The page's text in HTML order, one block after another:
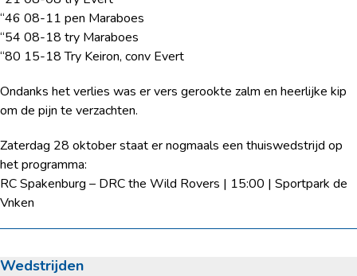
“46 08-11 pen Maraboes
“54 08-18 try Maraboes
“80 15-18 Try Keiron, conv Evert
Ondanks het verlies was er vers gerookte zalm en heerlijke kip
om de pijn te verzachten.
Zaterdag 28 oktober staat er nogmaals een thuiswedstrijd op
het programma:
RC Spakenburg – DRC the Wild Rovers | 15:00 | Sportpark de
Vnken
Wedstrijden